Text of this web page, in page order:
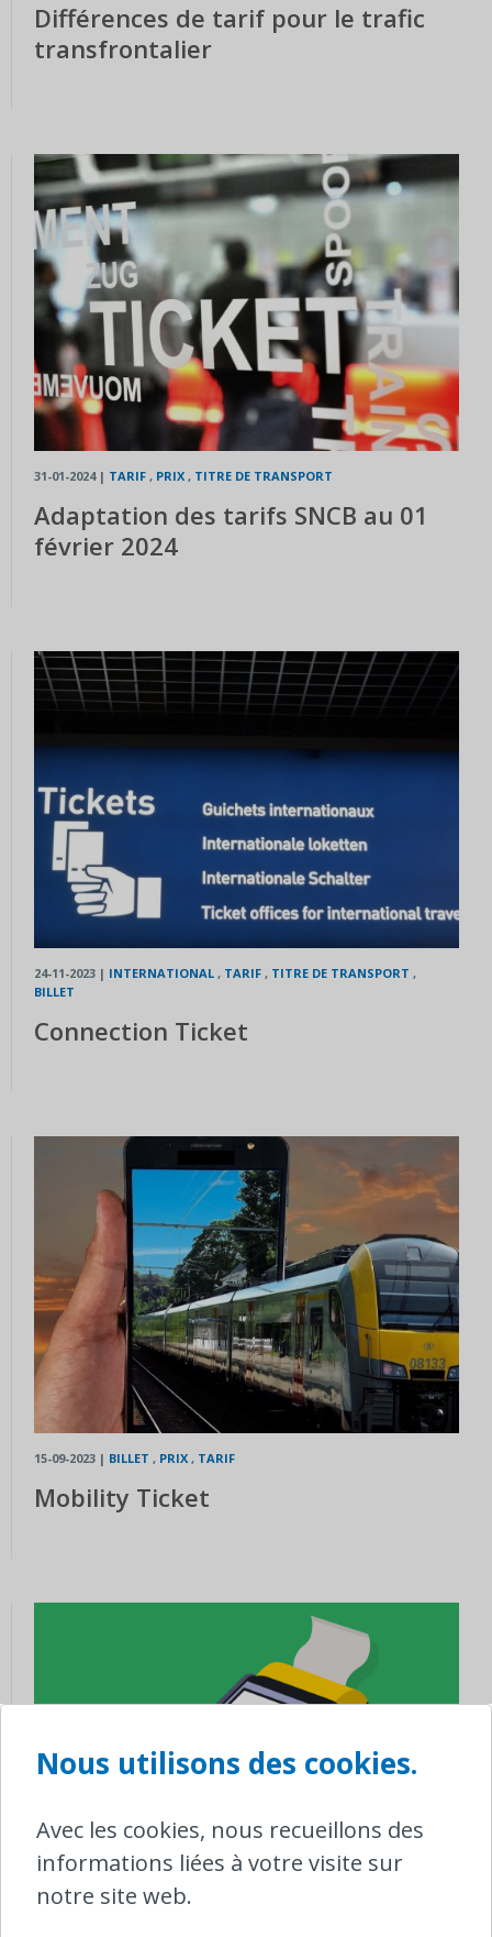
Différences de tarif pour le trafic
transfrontalier
31-01-2024 | TARIF , PRIX , TITRE DE TRANSPORT
Adaptation des tarifs SNCB au 01
février 2024
24-11-2023 | INTERNATIONAL , TARIF , TITRE DE TRANSPORT ,
BILLET
Connection Ticket
15-09-2023 | BILLET , PRIX , TARIF
Mobility Ticket
Nous utilisons des cookies.
Avec les cookies, nous recueillons des
informations liées à votre visite sur
notre site web.